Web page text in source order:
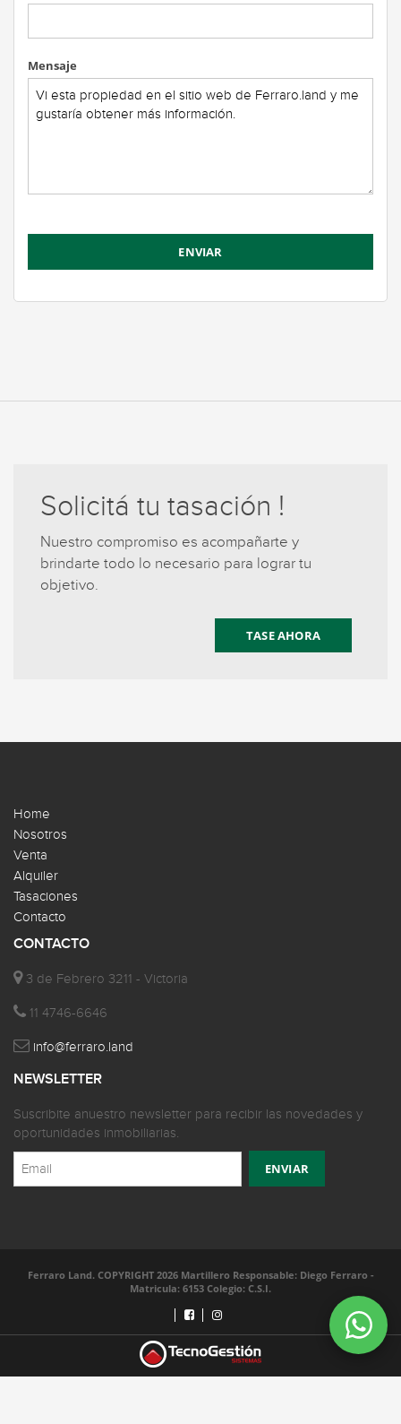
Mensaje
Solicitá tu tasación !
Nuestro compromiso es acompañarte y
brindarte todo lo necesario para lograr tu
objetivo.
TASE AHORA
Home
Nosotros
Venta
Alquiler
Tasaciones
Contacto
CONTACTO
3 de Febrero 3211 - Victoria
11 4746-6646
info@ferraro.land
NEWSLETTER
Suscribite anuestro newsletter para recibir las novedades y
oportunidades inmobiliarias.
Ferraro Land. COPYRIGHT 2026 Martillero Responsable: Diego Ferraro -
Matricula: 6153 Colegio: C.S.I.